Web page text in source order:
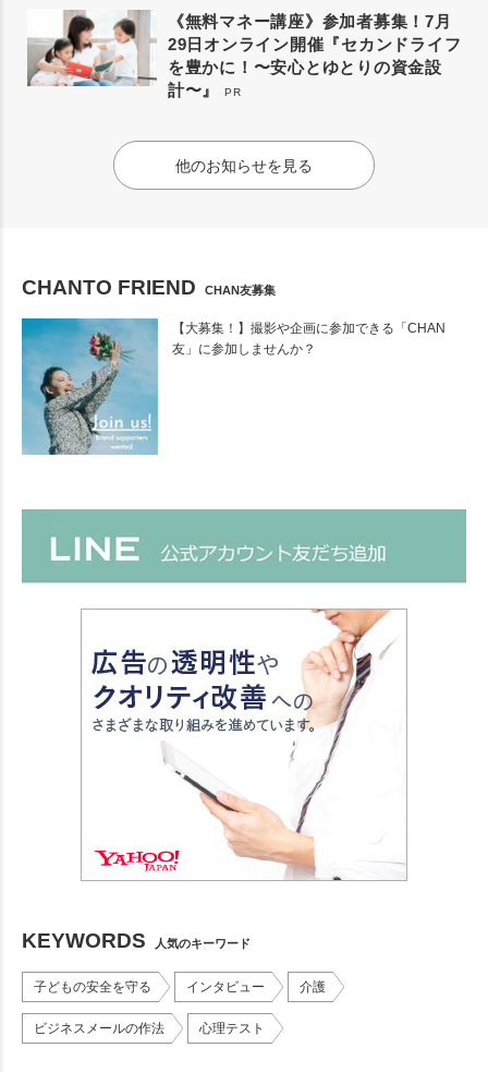
《無料マネー講座》参加者募集！7月
29日オンライン開催『セカンドライフ
を豊かに！〜安心とゆとりの資金設
計〜』
PR
他のお知らせを見る
CHANTO FRIEND CHAN友募集
【大募集！】撮影や企画に参加できる「CHAN
友」に参加しませんか？
KEYWORDS 人気のキーワード
子どもの安全を守る インタビュー 介護
ビジネスメールの作法 心理テスト